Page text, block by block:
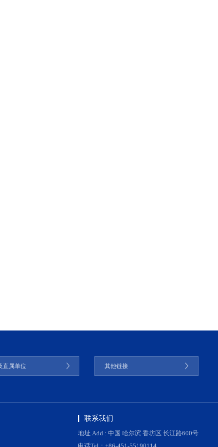
直属单位 其他链接
联系我们
地址 Add : 中国 哈尔滨 香坊区 长江路600号